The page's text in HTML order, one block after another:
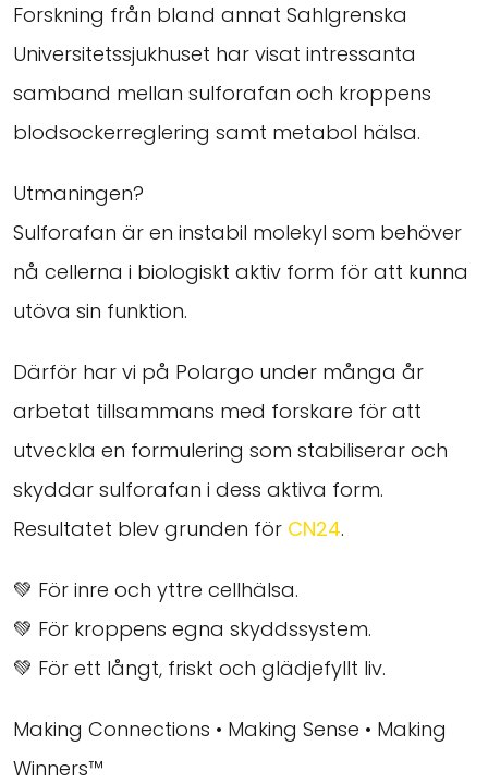
Forskning från bland annat Sahlgrenska
Universitetssjukhuset har visat intressanta
samband mellan sulforafan och kroppens
blodsockerreglering samt metabol hälsa.
Utmaningen?
Sulforafan är en instabil molekyl som behöver
nå cellerna i biologiskt aktiv form för att kunna
utöva sin funktion.
Därför har vi på Polargo under många år
arbetat tillsammans med forskare för att
utveckla en formulering som stabiliserar och
skyddar sulforafan i dess aktiva form.
Resultatet blev grunden för CN24.
💚 För inre och yttre cellhälsa.
💚 För kroppens egna skyddssystem.
💚 För ett långt, friskt och glädjefyllt liv.
Making Connections • Making Sense • Making
Winners™